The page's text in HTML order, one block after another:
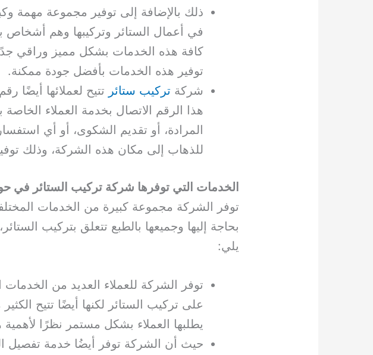
ذلك بالإضافة إلى توفير مجموعة مهمة
في أعمال الستائر وتركيبها وهم أشخاص
كافة هذه الخدمات بشكل مميز وراقي
توفير هذه الخدمات بأفضل جودة ممكنة.
شركة تركيب ستائر تتيح لعملائها
هذا الرقم الاتصال بخدمة العملاء
المرادة، أو تقديم الشكوى، أو أي
للذهاب إلى مكان هذه الشركة، وذلك
الخدمات التي توفرها شركة تركيب الستائر في
توفر الشركة مجموعة كبيرة من الخدمات
بحاجة إليها وجميعها بالطبع تتعلق بتركيب
يلي:
توفر الشركة للعملاء العديد من
على تركيب الستائر لكنها أيضًا تتيح
يطلبها العملاء بشكل مستمر نظرًا
حيث أن الشركة توفر أيضُا خدمة تفصيل